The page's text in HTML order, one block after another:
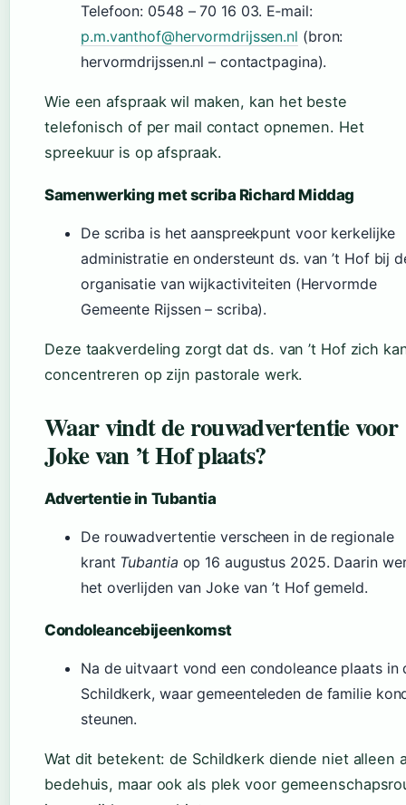
Telefoon: 0548 – 70 16 03. E‑mail:
p.m.vanthof@hervormdrijssen.nl (bron:
hervormdrijssen.nl – contactpagina).
Wie een afspraak wil maken, kan het beste
telefonisch of per mail contact opnemen. Het
spreekuur is op afspraak.
Samenwerking met scriba Richard Middag
De scriba is het aanspreekpunt voor kerkelijke
administratie en ondersteunt ds. van ’t Hof bij
organisatie van wijkactiviteiten (Hervormde
Gemeente Rijssen – scriba).
Deze taakverdeling zorgt dat ds. van ’t Hof zich
concentreren op zijn pastorale werk.
Waar vindt de rouwadvertentie voor
Joke van ’t Hof plaats?
Advertentie in Tubantia
De rouwadvertentie verscheen in de regionale
krant Tubantia op 16 augustus 2025. Daarin
het overlijden van Joke van ’t Hof gemeld.
Condoleancebijeenkomst
Na de uitvaart vond een condoleance plaats in
Schildkerk, waar gemeenteleden de familie
steunen.
Wat dit betekent: de Schildkerk diende niet alleen
bedehuis, maar ook als plek voor